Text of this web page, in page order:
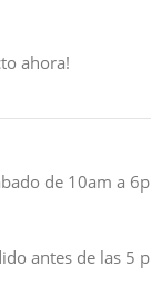
ahora!
de 10am a
antes de las 5